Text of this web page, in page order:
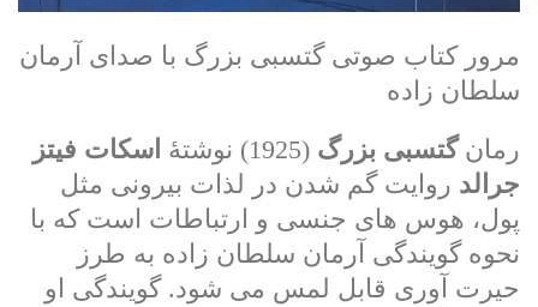
مرور کتاب صوتی گتسبی بزرگ با صدای آرمان
سلطان زاده
رمانگتسبی بزرگ (1925) نوشتۀ
اسکات فیتز
جرالد روایت گم شدن در لذات بیرونی مثل
پول، هوس های جنسی و ارتباطات است که با
نحوه گویندگی آرمان سلطان زاده به طرز
حیرت آوری قابل لمس می شود. گویندگی او